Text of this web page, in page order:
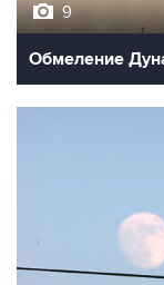
Обмеление